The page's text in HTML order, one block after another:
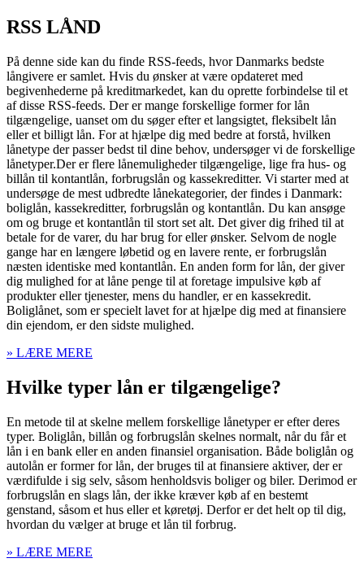
RSS LÅND
På denne side kan du finde RSS-feeds, hvor Danmarks bedste
långivere er samlet. Hvis du ønsker at være opdateret med
begivenhederne på kreditmarkedet, kan du oprette forbindelse til et
af disse RSS-feeds. Der er mange forskellige former for lån
tilgængelige, uanset om du søger efter et langsigtet, fleksibelt lån
eller et billigt lån. For at hjælpe dig med bedre at forstå, hvilken
lånetype der passer bedst til dine behov, undersøger vi de forskellige
lånetyper.Der er flere lånemuligheder tilgængelige, lige fra hus- og
billån til kontantlån, forbrugslån og kassekreditter. Vi starter med at
undersøge de mest udbredte lånekategorier, der findes i Danmark:
boliglån, kassekreditter, forbrugslån og kontantlån. Du kan ansøge
om og bruge et kontantlån til stort set alt. Det giver dig frihed til at
betale for de varer, du har brug for eller ønsker. Selvom de nogle
gange har en længere løbetid og en lavere rente, er forbrugslån
næsten identiske med kontantlån. En anden form for lån, der giver
dig mulighed for at låne penge til at foretage impulsive køb af
produkter eller tjenester, mens du handler, er en kassekredit.
Boliglånet, som er specielt lavet for at hjælpe dig med at finansiere
din ejendom, er den sidste mulighed.
» LÆRE MERE
Hvilke typer lån er tilgængelige?
En metode til at skelne mellem forskellige lånetyper er efter deres
typer. Boliglån, billån og forbrugslån skelnes normalt, når du får et
lån i en bank eller en anden finansiel organisation. Både boliglån og
autolån er former for lån, der bruges til at finansiere aktiver, der er
værdifulde i sig selv, såsom henholdsvis boliger og biler. Derimod er
forbrugslån en slags lån, der ikke kræver køb af en bestemt
genstand, såsom et hus eller et køretøj. Derfor er det helt op til dig,
hvordan du vælger at bruge et lån til forbrug.
» LÆRE MERE